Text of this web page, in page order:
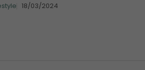
18/03/2024